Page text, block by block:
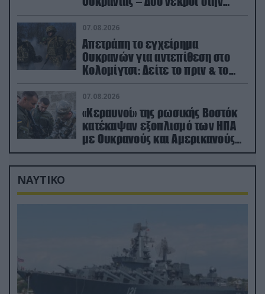
Κριμαία
07.08.2026
Απετράπη το εγχείρημα
Ουκρανών για αντεπίθεση στο
Κολομίγτσι: Δείτε το πριν & το
μετά της προσπάθειάς τους
(βίντεο)
07.08.2026
«Κεραυνοί» της ρωσικής Βοστόκ
κατέκαψαν εξοπλισμό των ΗΠΑ
με Ουκρανούς και Αμερικανούς
μισθοφόρους – Δείτε βίντεο
ΝΑΥΤΙΚΟ